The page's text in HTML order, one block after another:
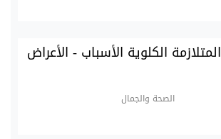
المتلازمة الكلوية الأسباب - الأعراض
الصحة والجمال